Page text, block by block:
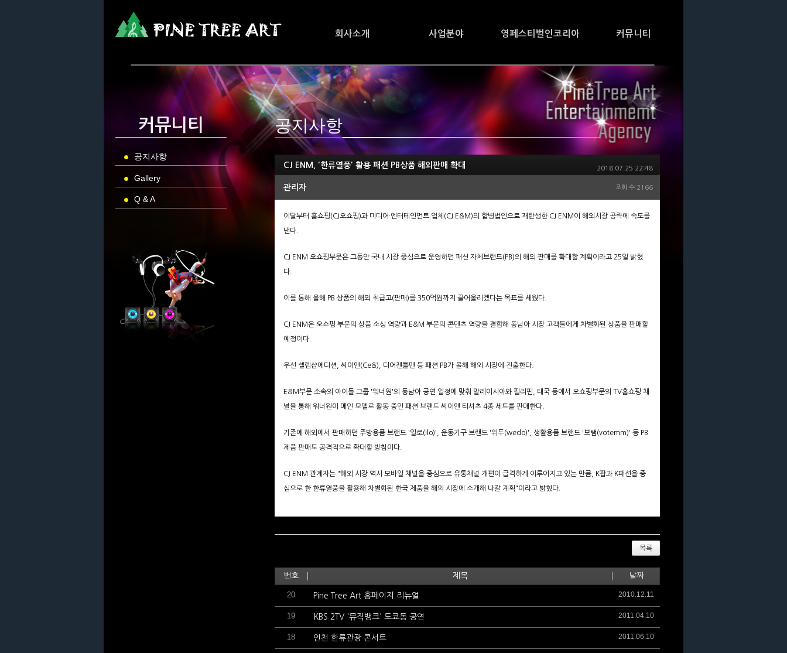
회사소개 사업분야 영페스티벌인코리아 커뮤니티
커뮤니티
공지사항
Gallery
Q & A
공지사항
CJ ENM, '한류열풍' 활용 패션 PB상품 해외판매 확대 2018.07.25 22:48
관리자 조회 수:2166
이달부터 홈쇼핑(CJ오쇼핑)과 미디어·엔터테인먼트 업체(CJ E&M)의 합병법인으로 재탄생한 CJ ENM이 해외시장 공략에 속도를
낸다.
CJ ENM 오쇼핑부문은 그동안 국내 시장 중심으로 운영하던 패션 자체브랜드(PB)의 해외 판매를 확대할 계획이라고 25일 밝혔
다.
이를 통해 올해 PB 상품의 해외 취급고(판매)를 350억원까지 끌어올리겠다는 목표를 세웠다.
CJ ENM은 오쇼핑 부문의 상품 소싱 역량과 E&M 부문의 콘텐츠 역량을 결합해 동남아 시장 고객들에게 차별화된 상품을 판매할
예정이다.
우선 셀렙샵에디션, 씨이앤(Ce&), 디어젠틀맨 등 패션 PB가 올해 해외 시장에 진출한다.
E&M부문 소속의 아이돌 그룹 '워너원'의 동남아 공연 일정에 맞춰 말레이시아와 필리핀, 태국 등에서 오쇼핑부문의 TV홈쇼핑 채
널을 통해 워너원이 메인 모델로 활동 중인 패션 브랜드 씨이앤 티셔츠 4종 세트를 판매한다.
기존에 해외에서 판매하던 주방용품 브랜드 '일로(ilo)', 운동기구 브랜드 '위두(wedo)', 생활용품 브랜드 '보탬(votemm)' 등 PB
제품 판매도 공격적으로 확대할 방침이다.
CJ ENM 관계자는 "해외 시장 역시 모바일 채널을 중심으로 유통채널 개편이 급격하게 이루어지고 있는 만큼, K팝과 K패션을 중
심으로 한 한류열풍을 활용해 차별화된 한국 제품을 해외 시장에 소개해 나갈 계획"이라고 밝혔다.
목록
번호 제목 날짜
20 Pine Tree Art 홈페이지 리뉴얼 2010.12.11
19 KBS 2TV '뮤직뱅크' 도쿄돔 공연 2011.04.10
18 인천 한류관광 콘서트 2011.06.10